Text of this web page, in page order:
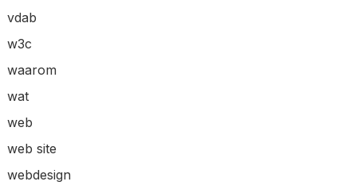
vdab
w3c
waarom
wat
web
web site
webdesign